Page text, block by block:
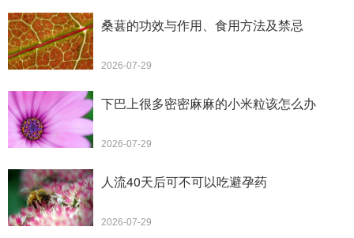
桑葚的功效与作用、食用方法及禁忌
2026-07-29
下巴上很多密密麻麻的小米粒该怎么办
2026-07-29
人流40天后可不可以吃避孕药
2026-07-29